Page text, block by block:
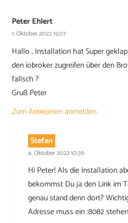
Peter Ehlert
1. Oktober 2022 15:07
Hallo , Installation hat Super
den iobroker zugreifen über den
fallsch ?
Gruß Peter
Zum Antworten anmelden
Stefan
4. Oktober 2022 10:39
Hi Peter! Als die Installation
bekommst Du ja den Link im
genau stand denn dort?
Adresse muss ein :8082 stehen